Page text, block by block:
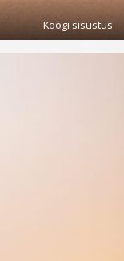
Köögi sisustus